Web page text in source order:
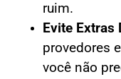
ruim.
Evite Extras
provedores
você não